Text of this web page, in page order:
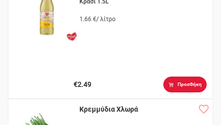
Κρασί 1.5L
1.66 €/ λίτρο
€2.49 Προσθήκη
Κρεμμύδια Χλωρά